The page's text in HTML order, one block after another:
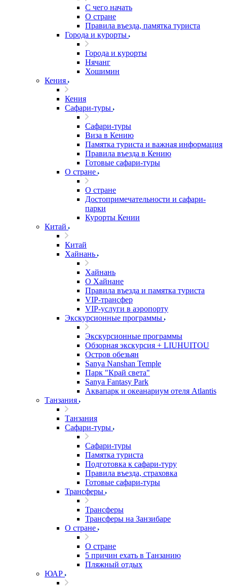
С чего начать
О стране
Правила въезда, памятка туриста
Города и курорты
Города и курорты
Нячанг
Хошимин
Кения
Кения
Сафари-туры
Сафари-туры
Виза в Кению
Памятка туриста и важная информация
Правила въезда в Кению
Готовые сафари-туры
О стране
О стране
Достопримечательности и сафари-
парки
Курорты Кении
Китай
Китай
Хайнань
Хайнань
О Хайнане
Правила въезда и памятка туриста
VIP-трансфер
VIP-услуги в аэропорту
Экскурсионные программы
Экскурсионные программы
Обзорная экскурсия + LIUHUITOU
Остров обезьян
Sanya Nanshan Temple
Парк "Край света"
Sanya Fantasy Park
Аквапарк и океанариум отеля Atlantis
Танзания
Танзания
Сафари-туры
Сафари-туры
Памятка туриста
Подготовка к сафари-туру
Правила въезда, страховка
Готовые сафари-туры
Трансферы
Трансферы
Трансферы на Занзибаре
О стране
О стране
5 причин ехать в Танзанию
Пляжный отдых
ЮАР